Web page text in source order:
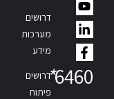
6460
*
דרושים
מערכות
מידע
דרושים
פיתוח